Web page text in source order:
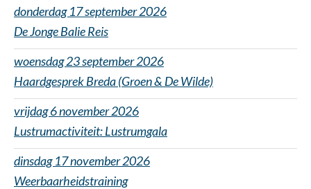
productpagina
donderdag 17 september 2026
De Jonge Balie Reis
woensdag 23 september 2026
Haardgesprek Breda (Groen & De Wilde)
vrijdag 6 november 2026
Lustrumactiviteit: Lustrumgala
dinsdag 17 november 2026
Weerbaarheidstraining